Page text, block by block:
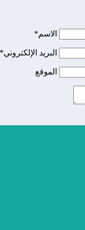
البريد الإلكتروني*